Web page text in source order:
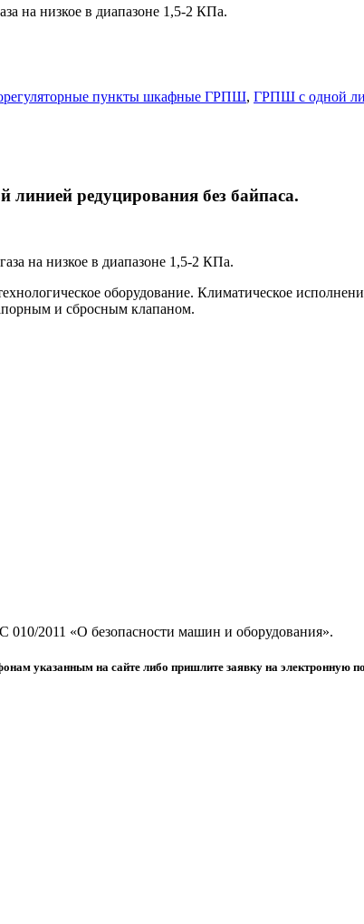
на низкое в диапазоне 1,5-2 КПа.
пункты шкафные ГРПШ, ГРПШ с одной
редуцирования без байпаса.
на низкое в диапазоне 1,5-2 КПа.
оборудование. Климатическое
и сбросным клапаном.
2011 «О безопасности машин и оборудования».
указанным на сайте либо пришлите заявку на электронную